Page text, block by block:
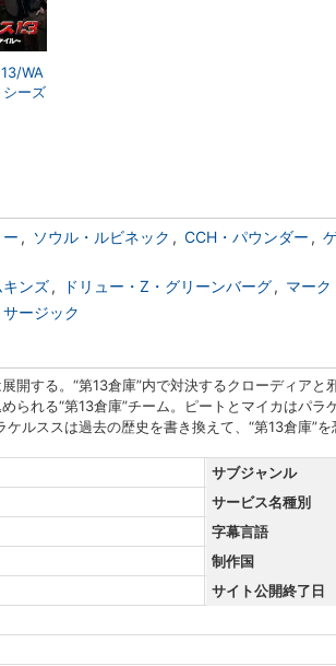
WA
シーズ
ソウル・ルビネック CCH・パウンダー
ンズ ドリュー・Z・グリーンバーグ
マーク
ージック
開する。“第13倉庫”内で対決するクローディア
られる“第13倉庫”チーム。ピートとマイカはパ
ルススは過去の歴史を書き換えて、“第13倉庫”を
サブジャンル
サービス名種別
字幕言語
制作国
サイト公開終了日